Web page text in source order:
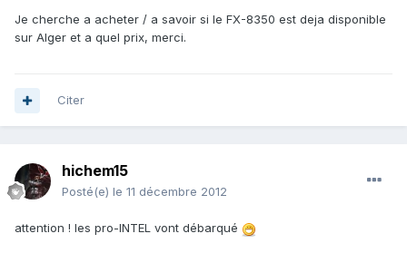
Je cherche a acheter / a savoir si le FX-8350 est deja disponible
sur Alger et a quel prix, merci.
Citer
hichem15
Posté(e) le 11 décembre 2012
attention ! les pro-INTEL vont débarqué